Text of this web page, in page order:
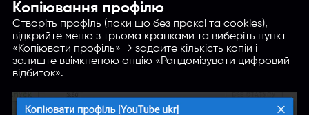
Копіювання профілю
Створіть профіль (поки що без проксі та cookies),
відкрийте меню з трьома крапками та виберіть пункт
«Копіювати профіль» → задайте кількість копій і
залиште ввімкненою опцію «Рандомізувати цифровий
відбиток».